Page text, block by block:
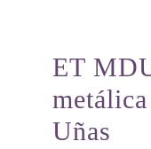
ET
Uñas